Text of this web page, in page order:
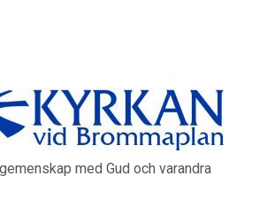
med Gud och varandra